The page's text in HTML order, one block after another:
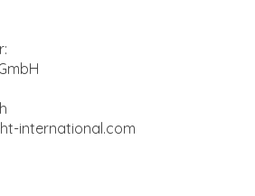
international.com